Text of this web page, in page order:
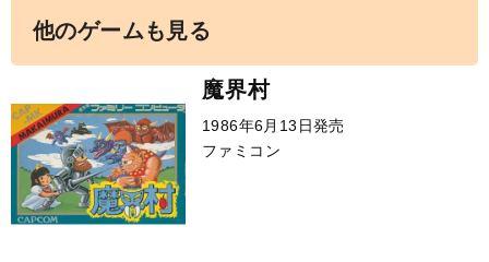
他のゲームも見る
魔界村
1986年6月13日発売
ファミコン